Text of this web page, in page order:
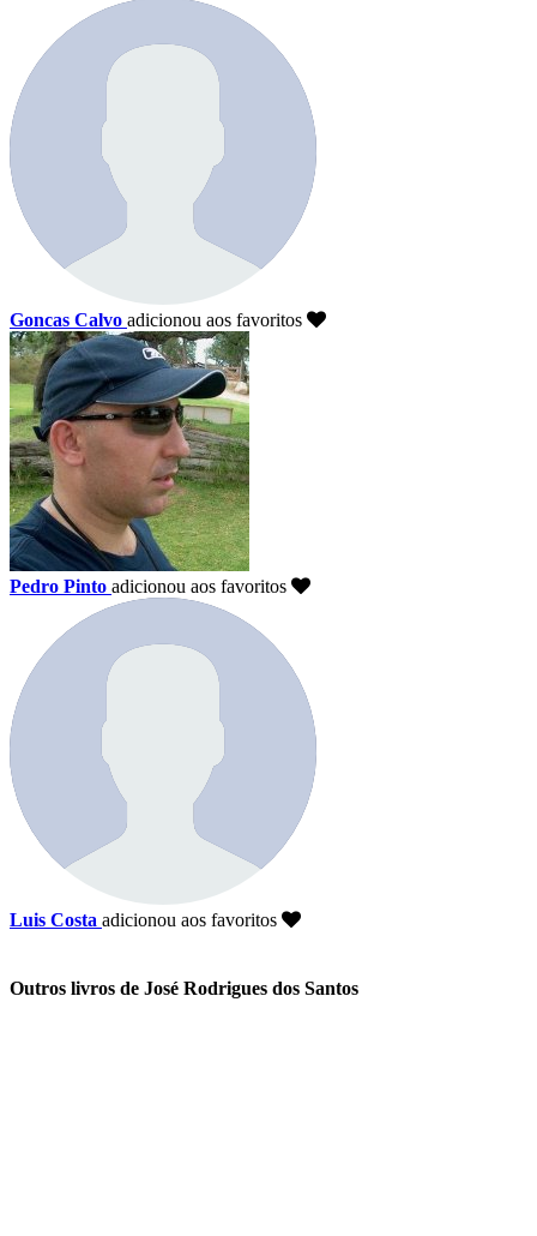
Goncas Calvo adicionou aos favoritos
Pedro Pinto adicionou aos favoritos
Luis Costa adicionou aos favoritos
Outros livros de José Rodrigues dos Santos